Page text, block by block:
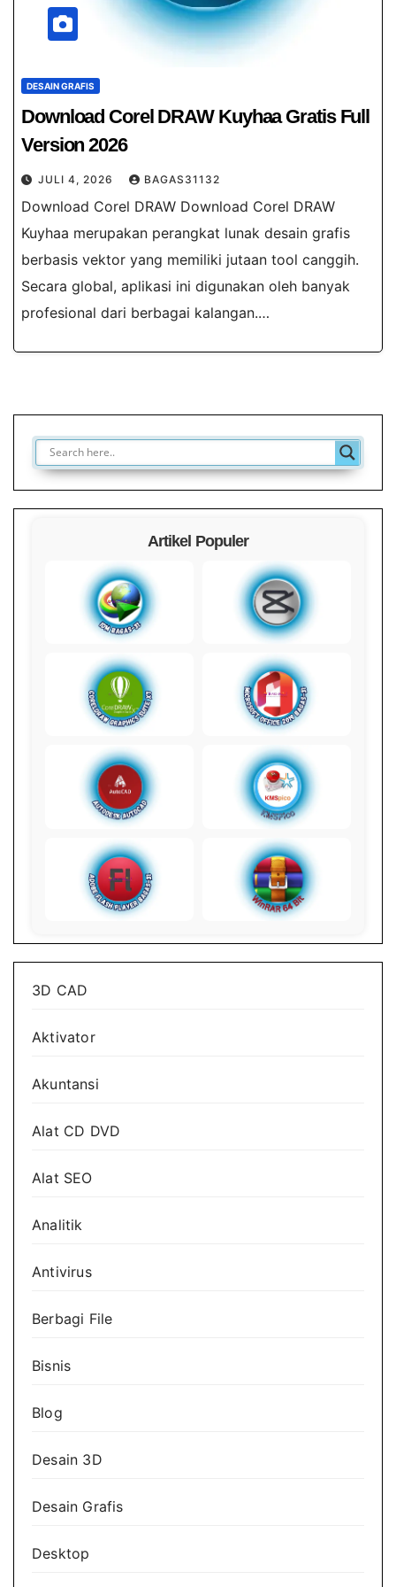
DESAIN GRAFIS
Download Corel DRAW Kuyhaa Gratis Full
Version 2026
JULI 4, 2026 BAGAS31132
Download Corel DRAW Download Corel DRAW
Kuyhaa​ merupakan perangkat lunak desain grafis
berbasis vektor yang memiliki jutaan tool canggih.
Secara global, aplikasi ini digunakan oleh banyak
profesional dari berbagai kalangan.…
Artikel Populer
3D CAD
Aktivator
Akuntansi
Alat CD DVD
Alat SEO
Analitik
Antivirus
Berbagi File
Bisnis
Blog
Desain 3D
Desain Grafis
Desktop